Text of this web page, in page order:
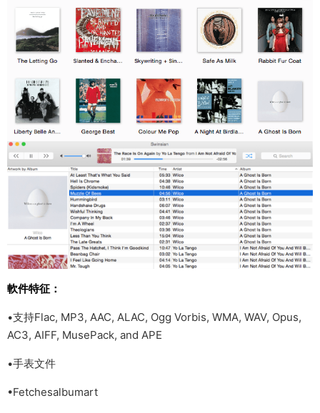
軟件特征：
•支持Flac, MP3, AAC, ALAC, Ogg Vorbis, WMA, WAV, Opus,
AC3, AIFF, MusePack, and APE
•手表文件
•Fetchesalbumart